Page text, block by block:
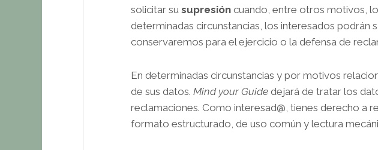
solicitar su supresión cuando, entre otros motivos,
determinadas circunstancias, los interesados podrán
conservaremos para el ejercicio o la defensa de
En determinadas circunstancias y por motivos
de sus datos. Mind your Guide dejará de tratar los
reclamaciones. Como interesad@, tienes derecho a
formato estructurado, de uso común y lectura